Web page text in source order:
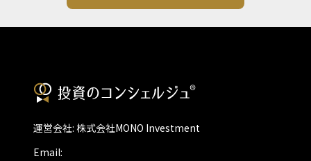
運営会社: 株式会社MONO Investment
Email: